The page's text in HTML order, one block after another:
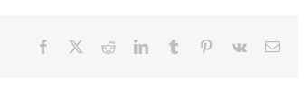
Facebook RedditLinkedInTumblr Pinterest
Vk Email